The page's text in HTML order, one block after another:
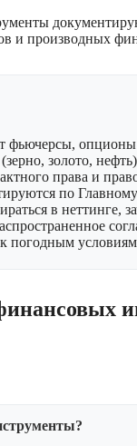
и производных
фьючерсы,
золото,
права и
по
в неттинге,
погодным